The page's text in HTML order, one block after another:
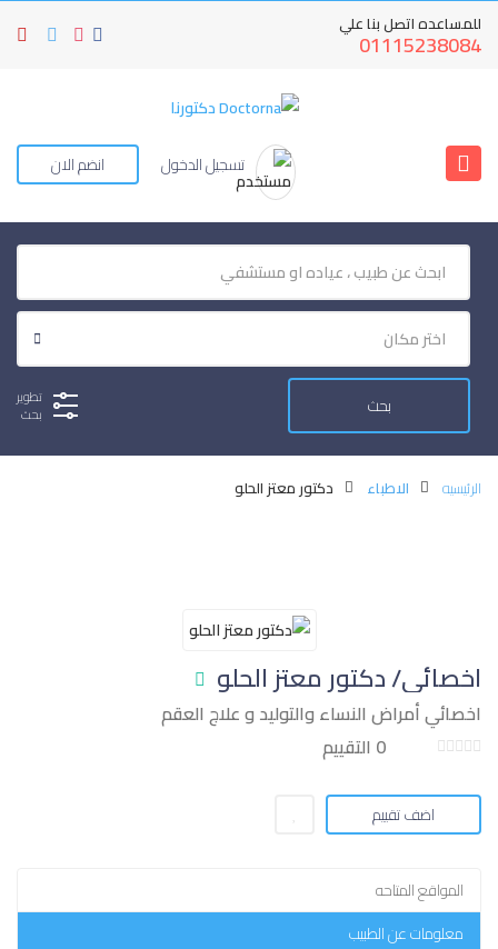
للمساعده اتصل بنا علي
01115238084
تسجيل الدخول انضم الان
تطوير
بحث
الرئيسيه الاطباء دكتور معتز الحلو
اخصائي/ دكتور معتز الحلو
اخصائي أمراض النساء والتوليد و علاج العقم
0 التقييم
اضف تقييم
المواقع المتاحه
معلومات عن الطبيب